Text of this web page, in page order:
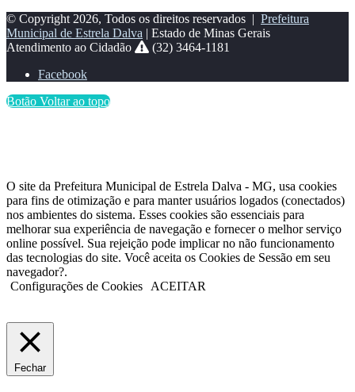
© Copyright 2026, Todos os direitos reservados | Prefeitura
Municipal de Estrela Dalva | Estado de Minas Gerais
Atendimento ao Cidadão
(32) 3464-1181
Facebook
Botão Voltar ao topo
O site da Prefeitura Municipal de Estrela Dalva - MG, usa cookies
para fins de otimização e para manter usuários logados (conectados)
nos ambientes do sistema. Esses cookies são essenciais para
melhorar sua experiência de navegação e fornecer o melhor serviço
online possível. Sua rejeição pode implicar no não funcionamento
das tecnologias do site. Você aceita os Cookies de Sessão em seu
navegador?.
Configurações de Cookies
ACEITAR
Fechar